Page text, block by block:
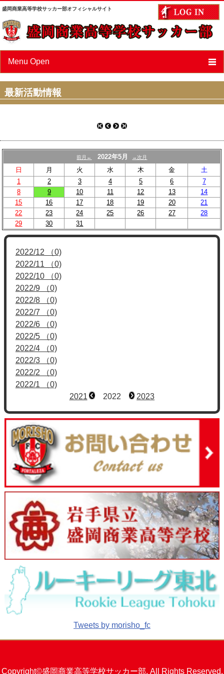
盛岡商業高等学校サッカー部オフィシャルサイト
Menu Open
ニュース
スケジュール
OBページ
あすなろ会（父母会）
リンク
最新活動情報
前月← 2022年5月 →次月
日 月 火 水 木 金
土
1
2 3 4 5 6
7
8
9 10 11 12 13
14
15
16 17 18 19 20
21
22
23 24 25 26 27
28
29
30 31
2022/12 （0)
2022/11 （0)
2022/10 （0)
2022/9 （0)
2022/8 （0)
2022/7 （0)
2022/6 （0)
2022/5 （0)
2022/4 （0)
2022/3 （0)
2022/2 （0)
2022/1 （0)
2021
2022 2023
Tweets by morisho_fc
Copyright©盛岡商業高等学校サッカー部. All Rights Reserved.